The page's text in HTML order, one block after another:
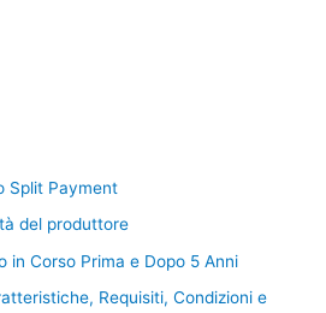
Split Payment
del produttore
in Corso Prima e Dopo 5 Anni
Requisiti, Condizioni e